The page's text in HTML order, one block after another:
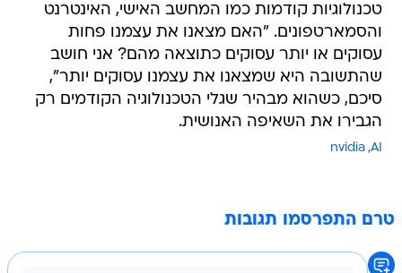
טכנולוגיות קודמות כמו המחשב האישי, האינטרנט
והסמארטפונים. "האם מצאנו את עצמנו פחות
עסוקים או יותר עסוקים כתוצאה מהם? אני חושב
שהתשובה היא שמצאנו את עצמנו עסוקים יותר",
סיכם, כשהוא מבהיר שגלי הטכנולוגיה הקודמים רק
הגבירו את השאיפה האנושית.
AI
nvidia
טרם התפרסמו תגובות